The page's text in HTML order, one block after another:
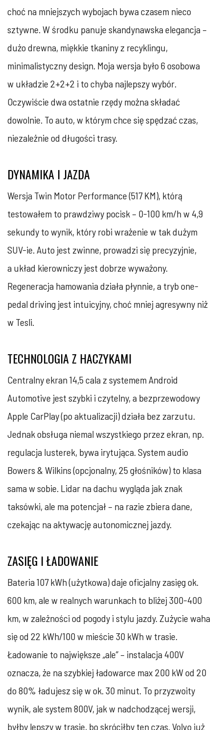
choć na mniejszych wybojach bywa czasem nieco
sztywne. W środku panuje skandynawska elegancja –
dużo drewna, miękkie tkaniny z recyklingu,
minimalistyczny design. Moja wersja było 6 osobowa
w układzie 2+2+2 i to chyba najlepszy wybór.
Oczywiście dwa ostatnie rzędy można składać
dowolnie. To auto, w którym chce się spędzać czas,
niezależnie od długości trasy.
DYNAMIKA I JAZDA
Wersja Twin Motor Performance (517 KM), którą
testowałem to prawdziwy pocisk – 0-100 km/h w 4,9
sekundy to wynik, który robi wrażenie w tak dużym
SUV-ie. Auto jest zwinne, prowadzi się precyzyjnie,
a układ kierowniczy jest dobrze wyważony.
Regeneracja hamowania działa płynnie, a tryb one-
pedal driving jest intuicyjny, choć mniej agresywny niż
w Tesli.
TECHNOLOGIA Z HACZYKAMI
Centralny ekran 14,5 cala z systemem Android
Automotive jest szybki i czytelny, a bezprzewodowy
Apple CarPlay (po aktualizacji) działa bez zarzutu.
Jednak obsługa niemal wszystkiego przez ekran, np.
regulacja lusterek, bywa irytująca. System audio
Bowers & Wilkins (opcjonalny, 25 głośników) to klasa
sama w sobie. Lidar na dachu wygląda jak znak
taksówki, ale ma potencjał – na razie zbiera dane,
czekając na aktywację autonomicznej jazdy.
ZASIĘG I ŁADOWANIE
Bateria 107 kWh (użytkowa) daje oficjalny zasięg ok.
600 km, ale w realnych warunkach to bliżej 300-400
km, w zależności od pogody i stylu jazdy. Zużycie waha
się od 22 kWh/100 w mieście 30 kWh w trasie.
Ładowanie to największe „ale” – instalacja 400V
oznacza, że na szybkiej ładowarce max 200 kW od 20
do 80% ładujesz się w ok. 30 minut. To przyzwoity
wynik, ale system 800V, jak w nadchodzącej wersji,
byłby lepszy w trasie, bo skróciłby ten czas. Volvo już